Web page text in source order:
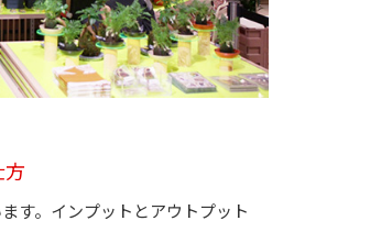
方
す。インプットとアウトプット